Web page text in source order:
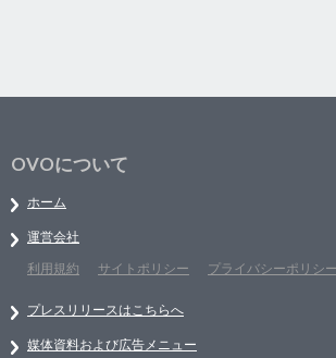
OVOについて
ホーム
運営会社
利用規約
サイトポリシー プライバシーポリシー
プレスリリースはこちらへ
媒体資料および広告メニュー